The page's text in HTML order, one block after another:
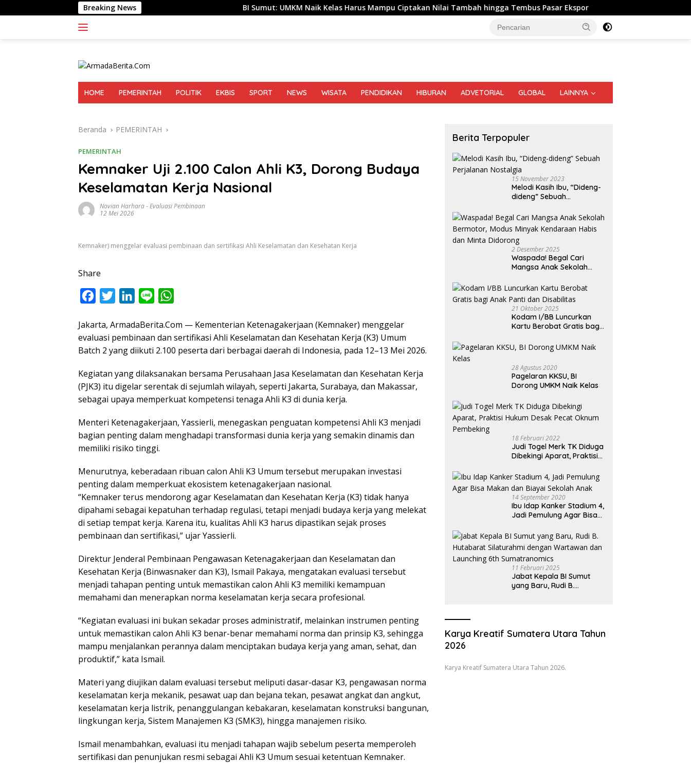
ke
Breaking News BI Sumut: UMKM Naik Kelas Harus Mampu Ciptakan Nilai Tambah hingga Tembus Pasar Ekspor Genzo Senang Digendong
HOME PEMERINTAH POLITIK EKBIS SPORT NEWS WISATA PENDIDIKAN HIBURAN ADVETORIAL GLOBAL LAINNYA
Beranda PEMERINTAH
PEMERINTAH
Kemnaker Uji 2.100 Calon Ahli K3, Dorong Budaya
Keselamatan Kerja Nasional
Novian Harhara-Evaluasi Pembinaan
12 Mei 2026
Kemnaker) menggelar evaluasi pembinaan dan sertifikasi Ahli Keselamatan dan Kesehatan Kerja
Share
c
e
o
o
k
i
t
e
r
n
k
d
I
n
n
e
a
t
A
p
p
Jakarta, ArmadaBerita.Com — Kementerian Ketenagakerjaan (Kemnaker) menggelar
evaluasi pembinaan dan sertifikasi Ahli Keselamatan dan Kesehatan Kerja (K3) Umum
Batch 2 yang diikuti 2.100 peserta dari berbagai daerah di Indonesia, pada 12–13 Mei 2026.
Kegiatan yang dilaksanakan bersama Perusahaan Jasa Keselamatan dan Kesehatan Kerja
(PJK3) itu digelar serentak di sejumlah wilayah, seperti Jakarta, Surabaya, dan Makassar,
sebagai upaya memperkuat kompetensi tenaga Ahli K3 di dunia kerja.
Menteri Ketenagakerjaan, Yassierli, menegaskan penguatan kompetensi Ahli K3 menjadi
bagian penting dalam menghadapi transformasi dunia kerja yang semakin dinamis dan
memiliki risiko tinggi.
Menurutnya, keberadaan ribuan calon Ahli K3 Umum tersebut merupakan investasi
penting dalam memperkuat ekosistem ketenagakerjaan nasional.
“Kemnaker terus mendorong agar Keselamatan dan Kesehatan Kerja (K3) tidak hanya
dipahami sebagai kepatuhan terhadap regulasi, tetapi menjadi budaya kerja yang melekat
di setiap tempat kerja. Karena itu, kualitas Ahli K3 harus dipastikan sejak proses
pembinaan dan sertifikasi,” ujar Yassierli.
Direktur Jenderal Pembinaan Pengawasan Ketenagakerjaan dan Keselamatan dan
Kesehatan Kerja (Binwasnaker dan K3), Ismail Pakaya, mengatakan evaluasi tersebut
menjadi tahapan penting untuk memastikan calon Ahli K3 memiliki kemampuan
memahami dan menerapkan norma keselamatan kerja secara profesional.
“Kegiatan evaluasi ini bukan sekadar proses administratif, melainkan instrumen penting
untuk memastikan calon Ahli K3 benar-benar memahami norma dan prinsip K3, sehingga
mampu menjalankan perannya dalam menciptakan budaya kerja yang aman, sehat, dan
produktif,” kata Ismail.
Materi yang diujikan dalam evaluasi tersebut meliputi dasar-dasar K3, pengawasan norma
keselamatan kerja mekanik, pesawat uap dan bejana tekan, pesawat angkat dan angkut,
keselamatan kerja listrik, penanggulangan kebakaran, keselamatan konstruksi bangunan,
lingkungan kerja, Sistem Manajemen K3 (SMK3), hingga manajemen risiko.
Ismail menambahkan, evaluasi itu menjadi tahapan wajib sebelum peserta memperoleh
sertifikasi dan penunjukan resmi sebagai Ahli K3 Umum sesuai ketentuan Kemnaker.
Berita Terpopuler
15 November 2023
Melodi Kasih Ibu, “Dideng-
dideng” Sebuah
2 Desember 2025
Waspada! Begal Cari
Mangsa Anak Sekolah
Kendaraan Habis dan
Minta Didorong
21 Oktober 2025
Kodam I/BB Luncurkan
Kartu Berobat Gratis bagi
28 Agustus 2020
Pagelaran KKSU, BI
Dorong UMKM Naik Kelas
18 Februari 2022
Judi Togel Merk TK Diduga
Dibekingi Aparat, Praktisi
Oknum Pembeking
14 September 2020
Ibu Idap Kanker Stadium 4,
Jadi Pemulung Agar Bisa
Anak
11 Februari 2025
Jabat Kepala BI Sumut
yang Baru, Rudi B.
Karya Kreatif Sumatera Utara Tahun
2026
Karya Kreatif Sumatera Utara Tahun 2026.